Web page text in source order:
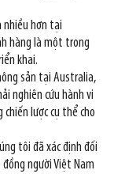
nhiều hơn tại
hàng là một trong
khai.
sản tại Australia,
nghiên cứu hành vi
lược cụ thể cho
tôi đã xác định đối
người Việt Nam